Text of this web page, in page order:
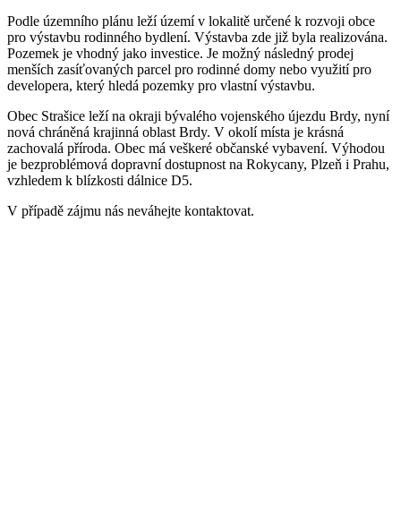
Podle územního plánu leží území v lokalitě určené k rozvoji obce
pro výstavbu rodinného bydlení. Výstavba zde již byla realizována.
Pozemek je vhodný jako investice. Je možný následný prodej
menších zasíťovaných parcel pro rodinné domy nebo využití pro
developera, který hledá pozemky pro vlastní výstavbu.
Obec Strašice leží na okraji bývalého vojenského újezdu Brdy, nyní
nová chráněná krajinná oblast Brdy. V okolí místa je krásná
zachovalá příroda. Obec má veškeré občanské vybavení. Výhodou
je bezproblémová dopravní dostupnost na Rokycany, Plzeň i Prahu,
vzhledem k blízkosti dálnice D5.
V případě zájmu nás neváhejte kontaktovat.